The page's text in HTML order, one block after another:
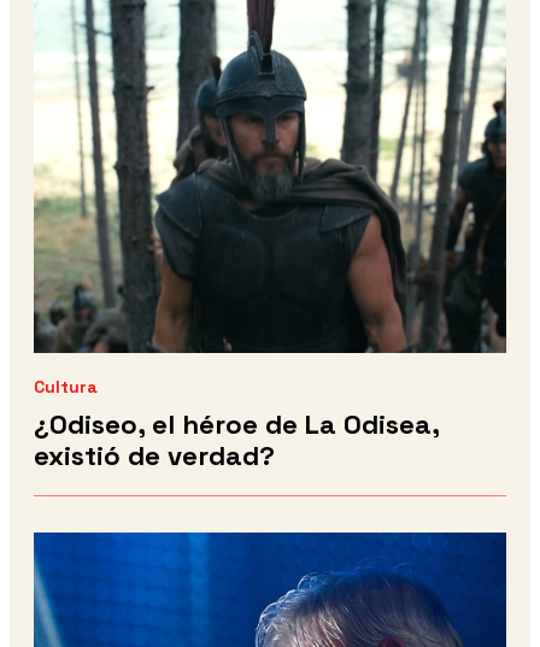
Cultura
¿Odiseo, el héroe de La Odisea,
existió de verdad?